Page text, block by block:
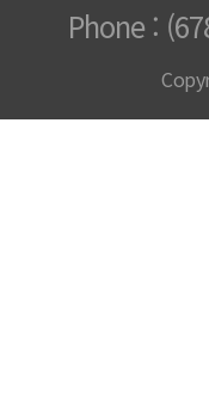
Phone :